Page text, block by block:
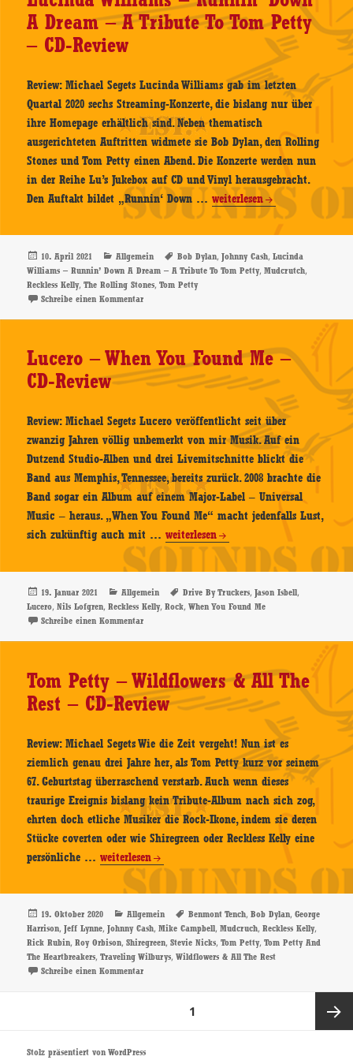
A Dream – A Tribute To Tom Petty
– CD-Review
Review: Michael Segets Lucinda Williams gab im letzten
Quartal 2020 sechs Streaming-Konzerte, die bislang nur über
ihre Homepage erhältlich sind. Neben thematisch
ausgerichteten Auftritten widmete sie Bob Dylan, den Rolling
Stones und Tom Petty einen Abend. Die Konzerte werden nun
in der Reihe Lu’s Jukebox auf CD und Vinyl herausgebracht.
Den Auftakt bildet „Runnin‘ Down …Lucinda
Williams
–
Runnin’
Down
Tribute
To
Petty
–
CD-
Review
weiterlesen
Veröffentlicht
am
10. April 2021 Kategorien
Allgemein Schlagwörter
Bob Dylan,Johnny Cash,Lucinda
Williams – Runnin’ Down A Dream – A Tribute To Tom Petty,Mudcrutch,
Reckless Kelly,The Rolling Stones,Tom Petty
Schreibe einen Kommentarzu Lucinda Williams – Runnin’ Down A Dream – A
Lucero – When You Found Me –
CD-Review
Review: Michael Segets Lucero veröffentlicht seit über
zwanzig Jahren völlig unbemerkt von mir Musik. Auf ein
Dutzend Studio-Alben und drei Livemitschnitte blickt die
Band aus Memphis, Tennessee, bereits zurück. 2008 brachte die
Band sogar ein Album auf einem Major-Label – Universal
Music – heraus. „When You Found Me“ macht jedenfalls Lust,
sich zukünftig auch mit …Lucero
–
When
You
Found
Review
weiterlesen
Veröffentlicht
am
19. Januar 2021 Kategorien
Allgemein Schlagwörter
Drive By Truckers,Jason Isbell,
Lucero,Nils Lofgren,Reckless Kelly,Rock,When You Found Me
Schreibe einen Kommentarzu Lucero – When You Found Me – CD-Review
Tom Petty – Wildflowers & All The
Rest – CD-Review
Review: Michael Segets Wie die Zeit vergeht! Nun ist es
ziemlich genau drei Jahre her, als Tom Petty kurz vor seinem
67. Geburtstag überraschend verstarb. Auch wenn dieses
traurige Ereignis bislang kein Tribute-Album nach sich zog,
ehrten doch etliche Musiker die Rock-Ikone, indem sie deren
Stücke coverten oder wie Shiregreen oder Reckless Kelly eine
persönliche …Tom
–
Wildflowers
&
All
The
weiterlesen
Veröffentlicht
am
19. Oktober 2020 Kategorien
Allgemein Schlagwörter
Benmont Tench,Bob Dylan,George
Harrison,Jeff Lynne,Johnny Cash,Mike Campbell,Mudcruch,Reckless Kelly,
Rick Rubin,Roy Orbison,Shiregreen,Stevie Nicks,Tom Petty,Tom Petty And
The Heartbreakers,Traveling Wilburys,Wildflowers & All The Rest
Schreibe einen Kommentarzu Tom Petty – Wildflowers & All The Rest – CD-Review
1
Stolz präsentiert von WordPress